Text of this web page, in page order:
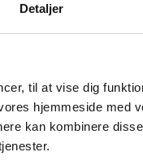
Detaljer
til at vise dig
hjemmeside med
kan kombinere